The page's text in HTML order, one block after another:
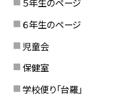
６年生のページ
児童会
保健室
学校便り「台羅」